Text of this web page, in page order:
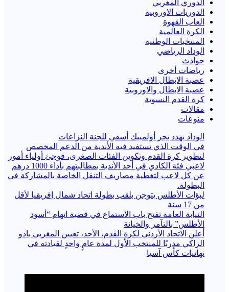
الدوري المغربي
الدوريات الاوروبية
العاب القهوة
الكرة العالمية
المنتخبات الوطنية
الوداد الرياضي
حوادث
رياضات أخرى
عصبة الابطال الافريقية
عصبة الابطال والاوروبية
كرة القدم النسوية
مقالات
منوعات
الوداد يهدد بجر أولمبيك أسفي للجنة النزاعات
في الوقت الذي تستفيد فيه الأندية من الدعم المخصص
لتطوير كرة القدم وتكوين الفئات الصغرى، فوجئ أولياء أمور
لاعبي فئة الكادي في أحد الأندية بمطالبتهم بأداء 1000 درهم
عن كل لاعب لتغطية مصاريف التنقل الخاصة بالمشاركة في
البطولة.
لبؤات الأطلس يتوجن بلقب بطولة اتحاد شمال إفريقيا لأقل
من 17 سنة
النيابة العامة تفتح باب الاستماع في قضية اتهام “أسود
الأطلس” بالتآمر والخيانة
أعلن الاتحاد الأردني لكرة القدم، الأحد، تعيين المغربي بادو
الزاكي مدربًا للمنتخب الأول لمدة عامٍ واحدٍ لقيادته ​في
نهائيات كأس آسيا